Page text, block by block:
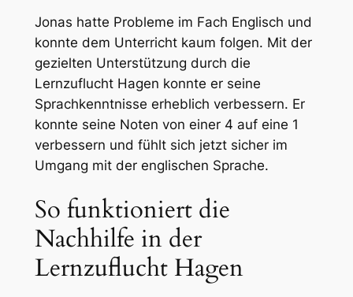
Jonas hatte Probleme im Fach Englisch und
konnte dem Unterricht kaum folgen. Mit der
gezielten Unterstützung durch die
Lernzuflucht Hagen konnte er seine
Sprachkenntnisse erheblich verbessern. Er
konnte seine Noten von einer 4 auf eine 1
verbessern und fühlt sich jetzt sicher im
Umgang mit der englischen Sprache.
So funktioniert die
Nachhilfe in der
Lernzuflucht Hagen